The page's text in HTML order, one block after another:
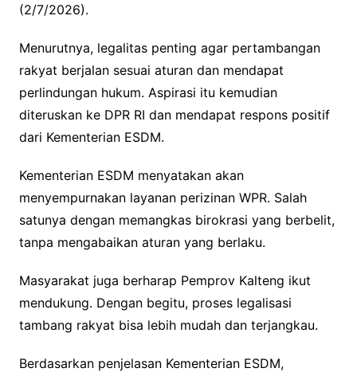
(2/7/2026).
Menurutnya, legalitas penting agar pertambangan
rakyat berjalan sesuai aturan dan mendapat
perlindungan hukum. Aspirasi itu kemudian
diteruskan ke DPR RI dan mendapat respons positif
dari Kementerian ESDM.
Kementerian ESDM menyatakan akan
menyempurnakan layanan perizinan WPR. Salah
satunya dengan memangkas birokrasi yang berbelit,
tanpa mengabaikan aturan yang berlaku.
Masyarakat juga berharap Pemprov Kalteng ikut
mendukung. Dengan begitu, proses legalisasi
tambang rakyat bisa lebih mudah dan terjangkau.
Berdasarkan penjelasan Kementerian ESDM,